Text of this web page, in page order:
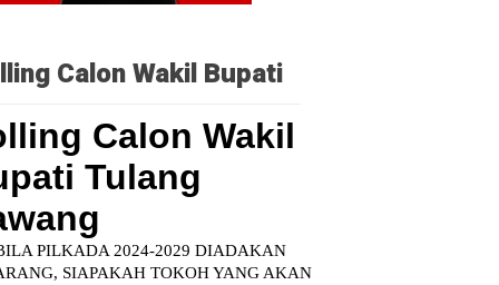
Calon Wakil Bupati